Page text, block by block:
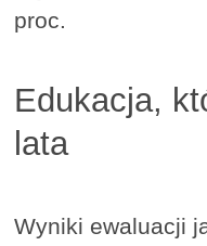
proc.
Edukacja,
lata
Wyniki ewaluacji